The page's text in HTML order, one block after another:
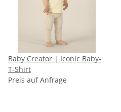
Baby Creator | Iconic Baby-
T-Shirt
Preis auf Anfrage